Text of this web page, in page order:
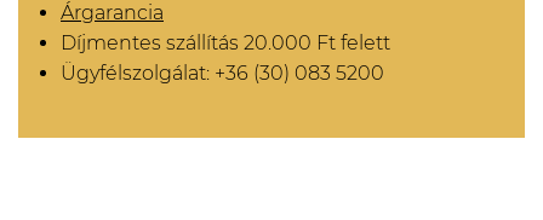
Árgarancia
Díjmentes szállítás 20.000 Ft felett
Ügyfélszolgálat: +36 (30) 083 5200